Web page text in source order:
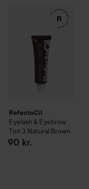
RefectoCil
Eyelash & Eyebrow
Tint 3 Natural Brown
90 kr.
Eyelash &